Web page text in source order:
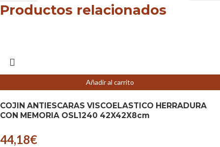
Productos relacionados
Añadir al carrito
COJIN ANTIESCARAS VISCOELASTICO HERRADURA
CON MEMORIA OSL1240 42X42X8cm
44,18€